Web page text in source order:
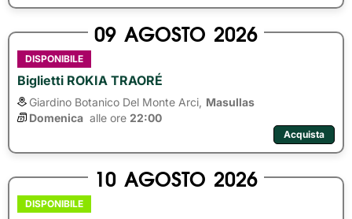
09 AGOSTO 2026
DISPONIBILE
Biglietti ROKIA TRAORÉ
Giardino Botanico Del Monte Arci, Masullas
Domenica alle ore 22:00
Acquista
10 AGOSTO 2026
DISPONIBILE